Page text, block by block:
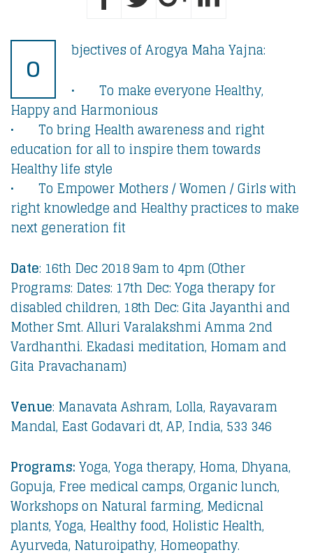
O
bjectives of Arogya Maha Yajna:
• To make everyone Healthy,
Happy and Harmonious
• To bring Health awareness and right
education for all to inspire them towards
Healthy life style
• To Empower Mothers / Women / Girls with
right knowledge and Healthy practices to make
next generation fit
Date: 16th Dec 2018 9am to 4pm (Other
Programs: Dates: 17th Dec: Yoga therapy for
disabled children, 18th Dec: Gita Jayanthi and
Mother Smt. Alluri Varalakshmi Amma 2nd
Vardhanthi. Ekadasi meditation, Homam and
Gita Pravachanam)
Venue: Manavata Ashram, Lolla, Rayavaram
Mandal, East Godavari dt, AP, India, 533 346
Programs:Yoga, Yoga therapy, Homa, Dhyana,
Gopuja, Free medical camps, Organic lunch,
Workshops on Natural farming, Medicnal
plants, Yoga, Healthy food, Holistic Health,
Ayurveda, Naturoipathy, Homeopathy.